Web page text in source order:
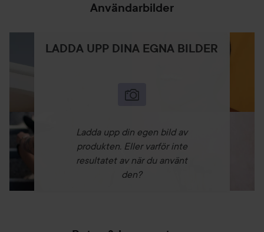
Användarbilder
LADDA UPP DINA EGNA BILDER
Ladda upp din egen bild av
produkten. Eller varför inte
resultatet av när du använt
den?